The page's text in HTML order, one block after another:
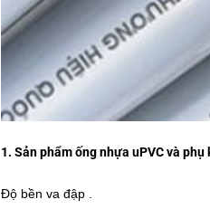
1. Sản phẩm ống nhựa uPVC và
Độ bền va đập .